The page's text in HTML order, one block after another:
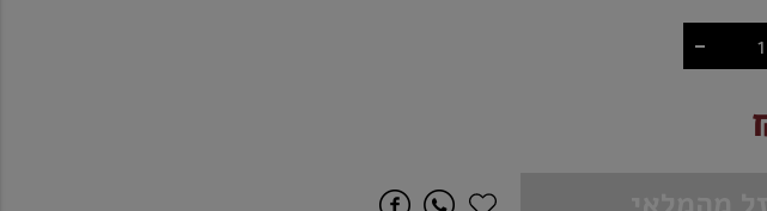
על מנת להפיק יינות באיכות הגבוהה ביותר המביאה לידי ביטוי
האופי המיוחד של זן הענבים, תתי אזורי הגידול ואיכותם.
-